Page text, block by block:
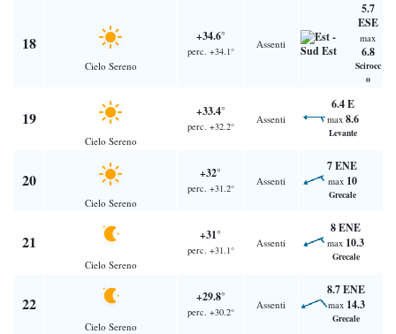
18
Cielo Sereno
+34.6°
perc. +34.1°
Assenti
5.7
ESE
max
6.8
Scirocc
o
19
Cielo Sereno
+33.4°
perc. +32.2°
Assenti
6.4 E
max 8.6
Levante
20
Cielo Sereno
+32°
perc. +31.2°
Assenti
7 ENE
max 10
Grecale
21
Cielo Sereno
+31°
perc. +31.1°
Assenti
8 ENE
max 10.3
Grecale
22
Cielo Sereno
+29.8°
perc. +30.2°
Assenti
8.7 ENE
max 14.3
Grecale